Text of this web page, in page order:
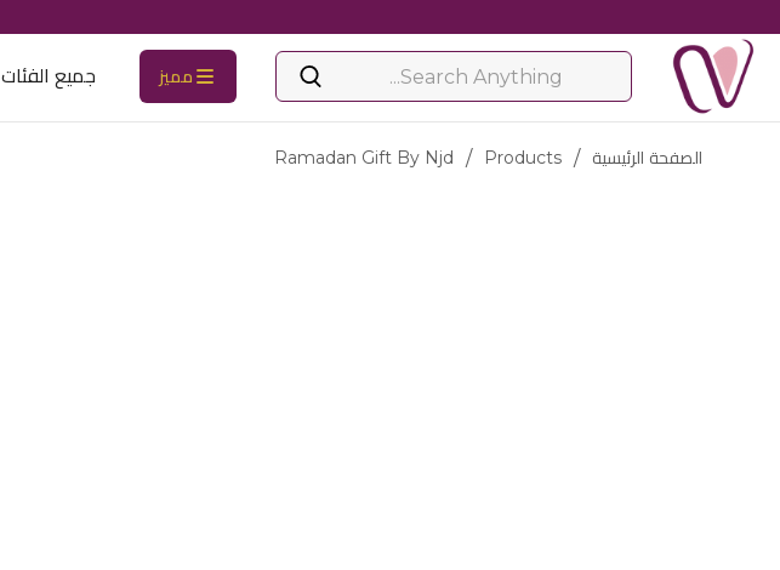
مميز جميع الفئات
الصفحة الرئيسية /
Products
/
Ramadan Gift By Njd